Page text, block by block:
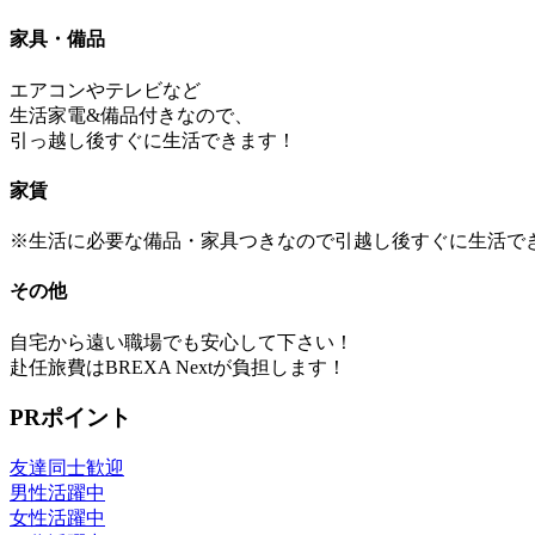
家具・備品
エアコンやテレビなど
生活家電&備品付きなので、
引っ越し後すぐに生活できます！
家賃
※生活に必要な備品・家具つきなので引越し後すぐに生活で
その他
自宅から遠い職場でも安心して下さい！
赴任旅費はBREXA Nextが負担します！
PRポイント
友達同士歓迎
男性活躍中
女性活躍中